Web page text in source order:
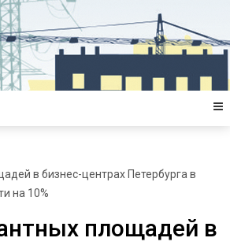
в бизнес-центрах Петербурга в
на 10%
площадей в